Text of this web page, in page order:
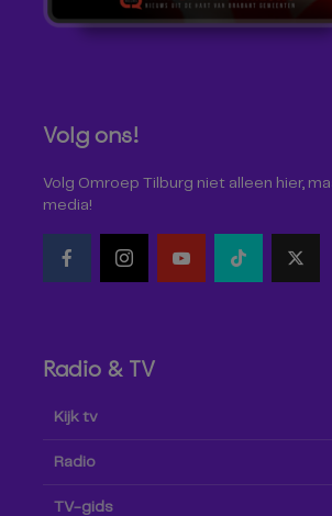
Volg ons!
Volg Omroep Tilburg niet alleen hier,
media!
Radio & TV
Kijk tv
Radio
TV-gids